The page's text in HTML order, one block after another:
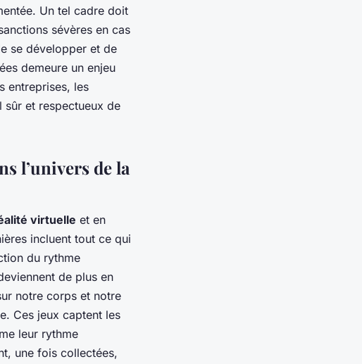
Un tel cadre doit
sévères en cas
se développer et de
demeure un enjeu
entreprises, les
sûr et respectueux de
l’univers de la
virtuelle et en
incluent tout ce qui
du rythme
de plus en
notre corps et notre
Ces jeux captent les
leur rythme
une fois collectées,